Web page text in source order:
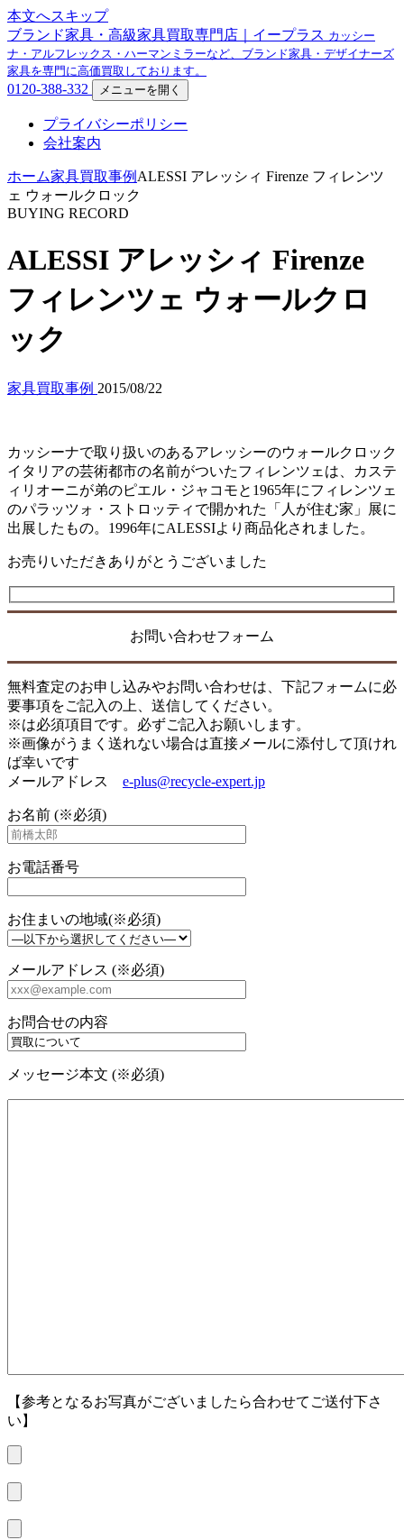
本文へスキップ
ブランド家具・高級家具買取専門店｜イープラス カッシー
ナ・アルフレックス・ハーマンミラーなど、ブランド家具・デザイナーズ
家具を専門に高価買取しております。
0120-388-332 メニューを開く
プライバシーポリシー
会社案内
ホーム家具買取事例 ALESSI アレッシィ Firenze フィレンツ
ェ ウォールクロック
BUYING RECORD
ALESSI アレッシィ Firenze
フィレンツェ ウォールクロ
ック
家具買取事例 2015/08/22
カッシーナで取り扱いのあるアレッシーのウォールクロック
イタリアの芸術都市の名前がついたフィレンツェは、カステ
ィリオーニが弟のピエル・ジャコモと1965年にフィレンツェ
のパラッツォ・ストロッティで開かれた「人が住む家」展に
出展したもの。1996年にALESSIより商品化されました。
お売りいただきありがとうございました
お問い合わせフォーム
無料査定のお申し込みやお問い合わせは、下記フォームに必
要事項をご記入の上、送信してください。
※は必須項目です。必ずご記入お願いします。
※画像がうまく送れない場合は直接メールに添付して頂けれ
ば幸いです
メールアドレス e-plus@recycle-expert.jp
お名前 (※必須)
お電話番号
お住まいの地域(※必須)
メールアドレス (※必須)
お問合せの内容
メッセージ本文 (※必須)
【参考となるお写真がございましたら合わせてご送付下さ
い】